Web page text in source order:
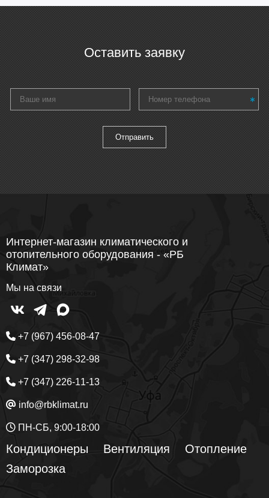
Оставить заявку
Интернет-магазин климатического и
отопительного оборудования - «РБ
Климат»
Мы на связи
+7 (967) 456-08-47
+7 (347) 298-32-98
+7 (347) 226-11-13
info@rbklimat.ru
ПН-СБ, 9:00-18:00
Кондиционеры Вентиляция
Отопление
Заморозка